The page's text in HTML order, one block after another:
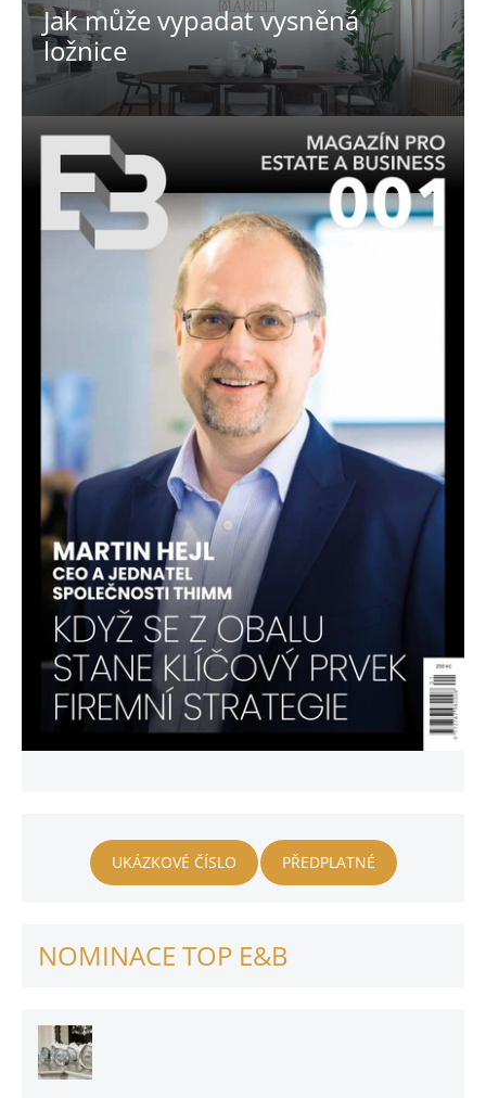
Jak může vypadat vysněná
ložnice
UKÁZKOVÉ ČÍSLO PŘEDPLATNÉ
NOMINACE TOP E&B